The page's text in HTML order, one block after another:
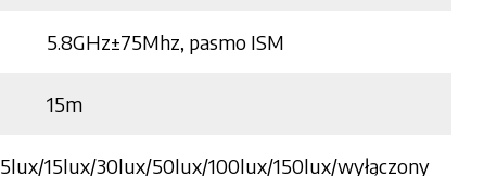
5.8GHz±75Mhz, pasmo ISM
15m
5lux/15lux/30lux/50lux/100lux/150lux/wyłączony